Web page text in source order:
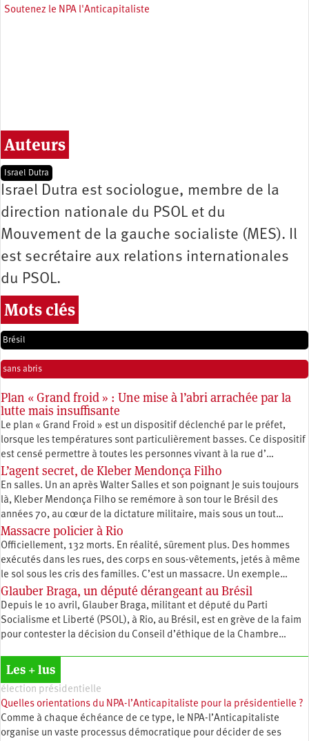
Soutenez le NPA l'Anticapitaliste
Auteurs
Israel Dutra
Israel Dutra est sociologue, membre de la
direction nationale du PSOL et du
Mouvement de la gauche socialiste (MES). Il
est secrétaire aux relations internationales
du PSOL.
Mots clés
Brésil
sans abris
Plan « Grand froid » : Une mise à l’abri arrachée par la
lutte mais insuffisante
Le plan « Grand Froid » est un dispositif déclenché par le préfet,
lorsque les températures sont particulièrement basses. Ce dispositif
est censé permettre à toutes les personnes vivant à la rue d’…
L’agent secret, de Kleber Mendonça Filho
En salles. Un an après Walter Salles et son poignant Je suis toujours
là, Kleber Mendonça Filho se remémore à son tour le Brésil des
années 70, au cœur de la dictature militaire, mais sous un tout…
Massacre policier à Rio
Officiellement, 132 morts. En réalité, sûrement plus. Des hommes
exécutés dans les rues, des corps en sous-vêtements, jetés à même
le sol sous les cris des familles. C’est un massacre. Un exemple…
Glauber Braga, un député dérangeant au Brésil
Depuis le 10 avril, Glauber Braga, militant et député du Parti
Socialisme et Liberté (PSOL), à Rio, au Brésil, est en grève de la faim
pour contester la décision du Conseil d’éthique de la Chambre…
Les + lus
élection présidentielle
Quelles orientations du NPA-l’Anticapitaliste pour la présidentielle ?
Comme à chaque échéance de ce type, le NPA-l’Anticapitaliste
organise un vaste processus démocratique pour décider de ses